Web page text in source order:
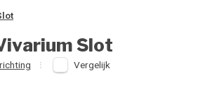
Slot
Vergelijk